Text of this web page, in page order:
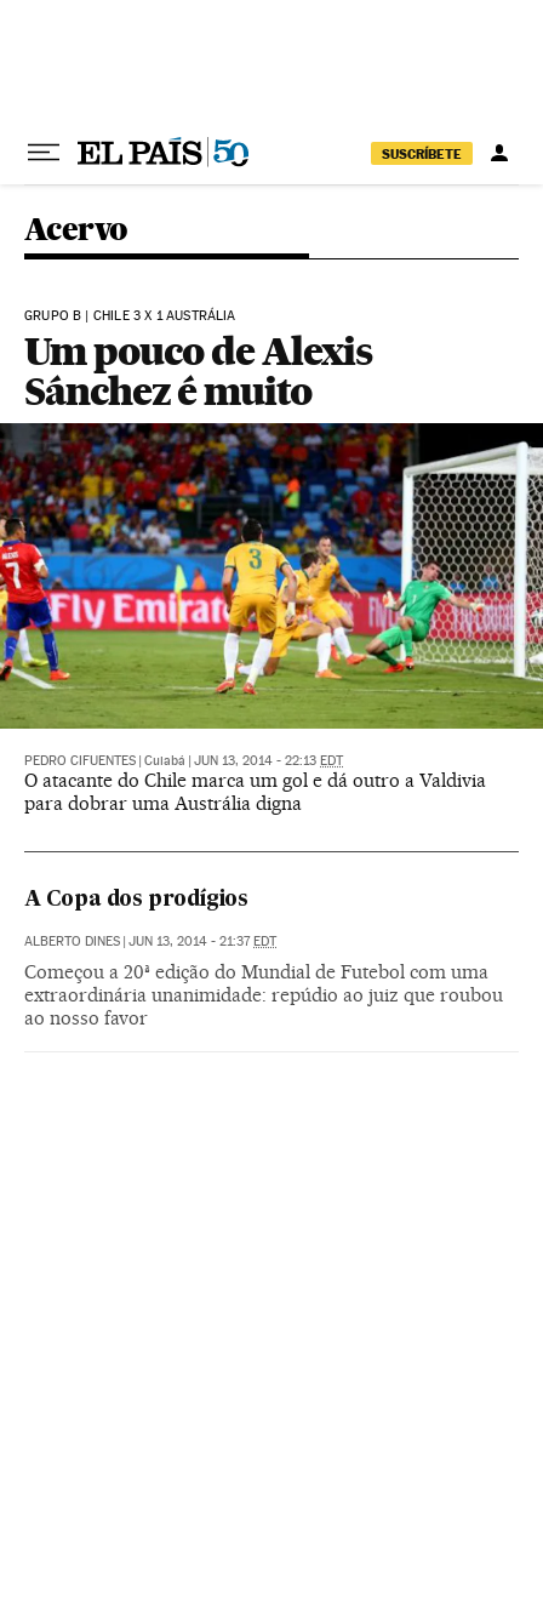
SUSCRÍBETE
Acervo
GRUPO B | CHILE 3 X 1 AUSTRÁLIA
Um pouco de Alexis
Sánchez é muito
PEDRO CIFUENTES Cuiabá JUN 13, 2014 - 22:13 EDT
O atacante do Chile marca um gol e dá outro a Valdivia
para dobrar uma Austrália digna
A Copa dos prodígios
ALBERTO DINES JUN 13, 2014 - 21:37 EDT
Começou a 20ª edição do Mundial de Futebol com uma
extraordinária unanimidade: repúdio ao juiz que roubou
ao nosso favor